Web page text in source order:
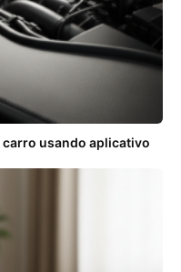
usando aplicativo